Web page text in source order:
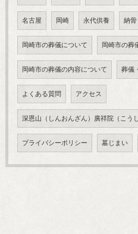
名古屋 岡崎 永代供養 納骨
岡崎市の葬儀について 岡崎市の葬
岡崎市の葬儀の内容について 葬儀
よくある質問 アクセス
深恩山（しんおんざん）廣祥院（こう
プライバシーポリシー 墓じまい